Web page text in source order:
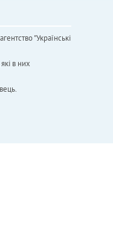
"Українськi
в них